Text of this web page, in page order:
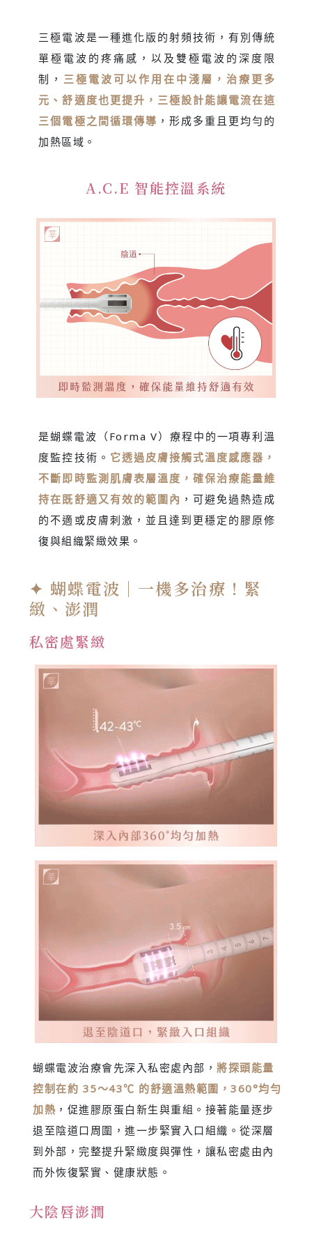
三極電波是一種進化版的射頻技術，有別傳統
單極電波的疼痛感，以及雙極電波的深度限
制， 三極電波可以作用在中淺層，治療更多
元、舒適度也更提升，三極設計能讓電流在這
三個電極之間循環傳導 ，形成多重且更均勻的
加熱區域。
A.C.E 智能控溫系統
是蝴蝶電波（Forma V）療程中的一項專利溫
度監控技術。 它透過皮膚接觸式溫度感應器，
不斷即時監測肌膚表層溫度，確保治療能量維
持在既舒適又有效的範圍內 ，可避免過熱造成
的不適或皮膚刺激，並且達到更穩定的膠原修
復與組織緊緻效果。
✦ 蝴蝶電波｜一機多治療！緊
緻、澎潤
私密處緊緻
蝴蝶電波治療會先深入私密處內部，將探頭能量
控制在約 35～43℃ 的舒適溫熱範圍，360°均勻
加熱 ，促進膠原蛋白新生與重組。接著能量逐步
退至陰道口周圍，進一步緊實入口組織。從深層
到外部，完整提升緊緻度與彈性，讓私密處由內
而外恢復緊實、健康狀態。
大陰唇澎潤